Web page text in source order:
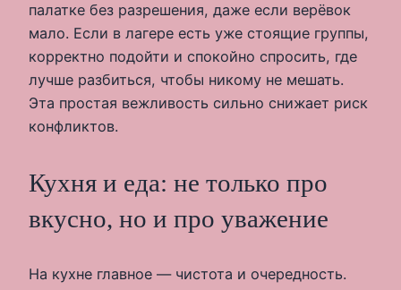
палатке без разрешения, даже если верёвок
мало. Если в лагере есть уже стоящие группы,
корректно подойти и спокойно спросить, где
лучше разбиться, чтобы никому не мешать.
Эта простая вежливость сильно снижает риск
конфликтов.
Кухня и еда: не только про
вкусно, но и про уважение
На кухне главное — чистота и очередность.